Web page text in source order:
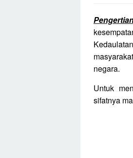
negara.
Untuk
sifatnya